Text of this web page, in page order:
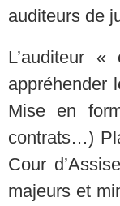
auditeurs de
L’auditeur
appréhender
Mise en
contrats…)
Cour
majeurs et